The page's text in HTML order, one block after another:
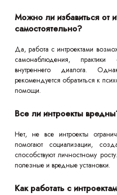
Можно ли избавиться от
самостоятельно?
Да, работа с интроектами
самонаблюдения, практики
внутреннего диалога.
рекомендуется обратиться к
помощи.
Все ли интроекты
Нет, не все интроекты
помогают социализации,
способствуют личностному
полезные и вредные установки.
Как работать с